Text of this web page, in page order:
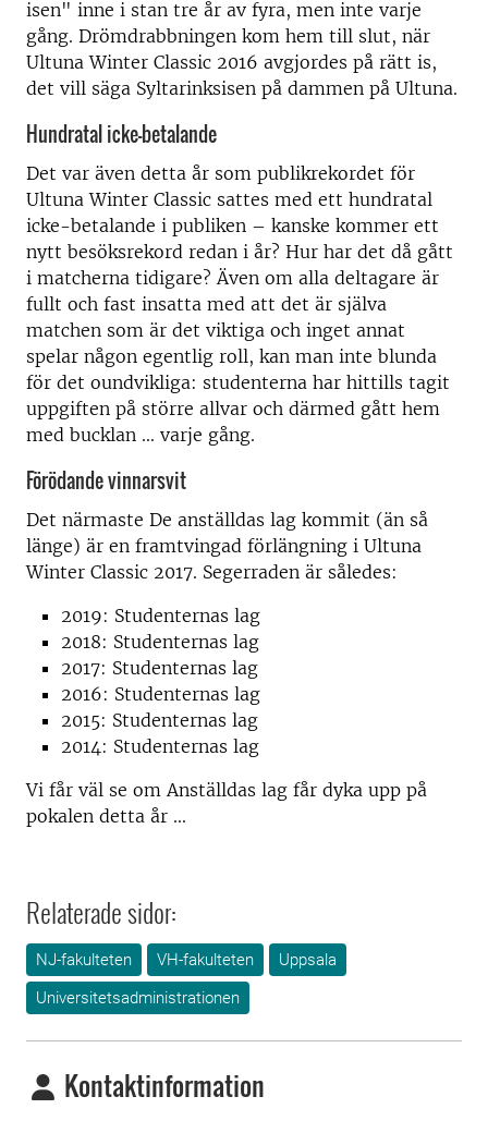
isen" inne i stan tre år av fyra, men inte varje
gång. Drömdrabbningen kom hem till slut, när
Ultuna Winter Classic 2016 avgjordes på rätt is,
det vill säga Syltarinksisen på dammen på Ultuna.
Hundratal icke-betalande
Det var även detta år som publikrekordet för
Ultuna Winter Classic sattes med ett hundratal
icke-betalande i publiken – kanske kommer ett
nytt besöksrekord redan i år? Hur har det då gått
i matcherna tidigare? Även om alla deltagare är
fullt och fast insatta med att det är själva
matchen som är det viktiga och inget annat
spelar någon egentlig roll, kan man inte blunda
för det oundvikliga: studenterna har hittills tagit
uppgiften på större allvar och därmed gått hem
med bucklan ... varje gång.
Förödande vinnarsvit
Det närmaste De anställdas lag kommit (än så
länge) är en framtvingad förlängning i Ultuna
Winter Classic 2017. Segerraden är således:
2019: Studenternas lag
2018: Studenternas lag
2017: Studenternas lag
2016: Studenternas lag
2015: Studenternas lag
2014: Studenternas lag
Vi får väl se om Anställdas lag får dyka upp på
pokalen detta år ...
Relaterade sidor:
NJ-fakulteten VH-fakulteten
Uppsala
Universitetsadministrationen
Kontaktinformation